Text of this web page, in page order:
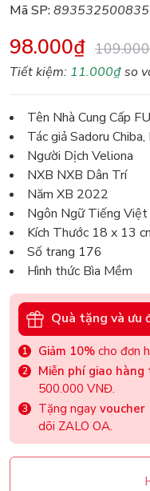
Mã SP:
98.000₫
Tiết kiệm: 11.000₫so
Tên Nhà Cung Cấp
Tác giả Sadoru
Người Dịch Veliona
NXB NXB Dân Trí
Năm XB 2022
Ngôn Ngữ Tiếng Việt
Kích Thước 18 x 13
Số trang 176
Hình thức Bìa Mềm
Quà tặng và ưu
Giảm 10% cho đơn
Miễn phí giao hàng
500.000 VNĐ.
Tặng ngay voucher
dõi ZALO OA.